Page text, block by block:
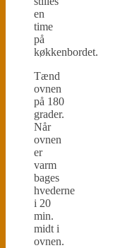
en
time
på
køkkenbordet.
Tænd
ovnen
på 180
grader.
Når
ovnen
er
varm
bages
hvederne
i 20
min.
midt i
ovnen.